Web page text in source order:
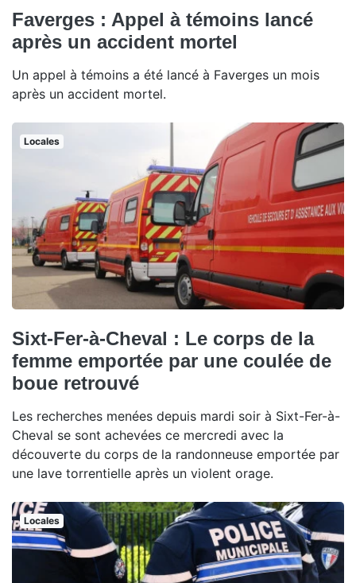
Faverges : Appel à témoins lancé
après un accident mortel
Un appel à témoins a été lancé à Faverges un mois
après un accident mortel.
Locales
Sixt-Fer-à-Cheval : Le corps de la
femme emportée par une coulée de
boue retrouvé
Les recherches menées depuis mardi soir à Sixt-Fer-à-
Cheval se sont achevées ce mercredi avec la
découverte du corps de la randonneuse emportée par
une lave torrentielle après un violent orage.
Locales